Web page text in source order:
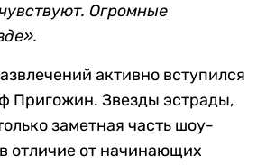
Огромные
активно вступился
Пригожин. Звезды эстрады,
заметная часть шоу-
отличие от начинающих